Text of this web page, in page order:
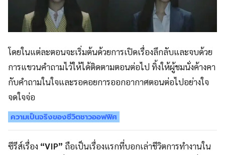
โดยในแต่ละตอนจะเริ่มต้นด้วยการเปิดเรื่องลึกลับและจบด้วย
การแขวนคำถามไว้ให้ได้ติดตามตอนต่อไป ทิ้งให้ผู้ชมนั่งค้างคา
กับคำถามในใจและรอคอยการออกอากาศตอนต่อไปอย่างใจ
จดใจจ่อ
ความเป็นจริงของชีวิตชาวออฟฟิศ
ซีรีส์เรื่อง “VIP” ถือเป็นเรื่องแรกที่บอกเล่าชีวิตการทำงานใน